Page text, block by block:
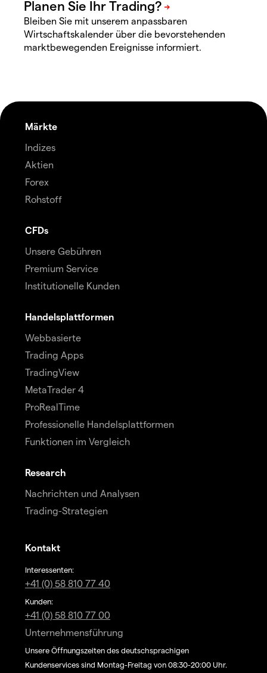
Bleiben Sie mit unserem anpassbaren
Wirtschaftskalender über die bevorstehenden
marktbewegenden Ereignisse informiert.
Märkte
Indizes
Aktien
Forex
Rohstoff
CFDs
Unsere Gebühren
Premium Service
Institutionelle Kunden
Handelsplattformen
Webbasierte
Trading Apps
TradingView
MetaTrader 4
ProRealTime
Professionelle Handelsplattformen
Funktionen im Vergleich
Research
Nachrichten und Analysen
Trading-Strategien
Kontakt
Interessenten:
+41 (0) 58 810 77 40
Kunden:
+41 (0) 58 810 77 00
Unternehmensführung
Unsere Öffnungszeiten des deutschsprachigen
Kundenservices sind Montag-Freitag von 08:30-20:00 Uhr.